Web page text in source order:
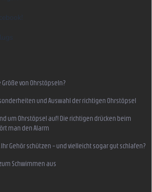
von Ohrstöpseln?
und Auswahl der richtigen Ohrstöpsel
um Ohrstöpsel auf! Die richtigen drücken beim
man den Alarm
Gehör schützen – und vielleicht sogar gut schlafen?
Schwimmen aus